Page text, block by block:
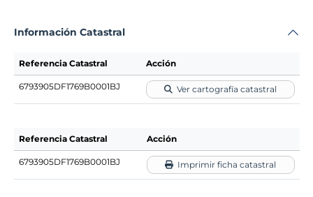
Información Catastral
Referencia Catastral Acción
6793905DF1769B0001BJ Ver cartografía catastral
Referencia Catastral Acción
6793905DF1769B0001BJ Imprimir ficha catastral